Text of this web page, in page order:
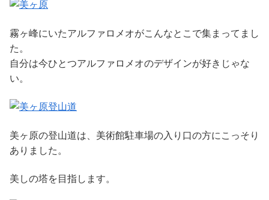
霧ヶ峰にいたアルファロメオがこんなとこで集まってまし
た。
自分は今ひとつアルファロメオのデザインが好きじゃな
い。
美ヶ原の登山道は、美術館駐車場の入り口の方にこっそり
ありました。
美しの塔を目指します。